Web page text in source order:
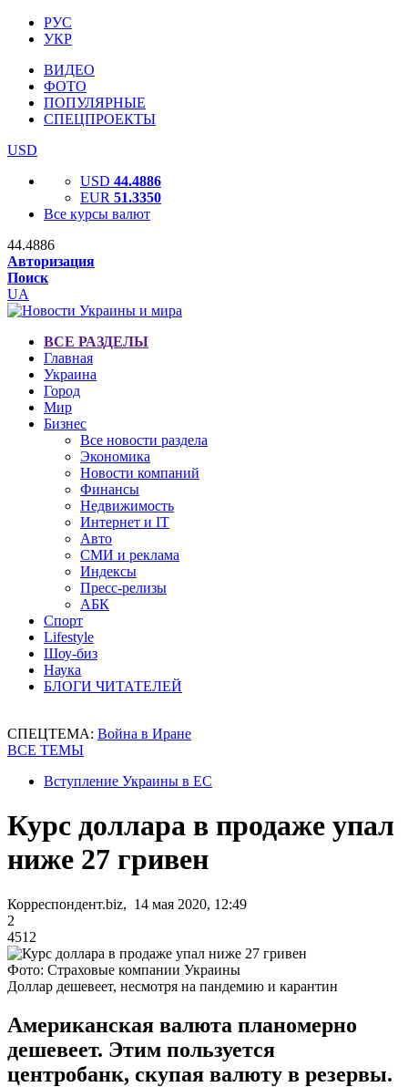
РУС
УКР
ВИДЕО
ФОТО
ПОПУЛЯРНЫЕ
СПЕЦПРОЕКТЫ
USD
USD 44.4886
EUR 51.3350
Все курсы валют
44.4886
Авторизация
Поиск
UA
ВСЕ РАЗДЕЛЫ
Главная
Украина
Город
Мир
Бизнес
Все новости раздела
Экономика
Новости компаний
Финансы
Недвижимость
Интернет и IT
Авто
СМИ и реклама
Индексы
Пресс-релизы
АБК
Спорт
Lifestyle
Шоу-биз
Наука
БЛОГИ ЧИТАТЕЛЕЙ
СПЕЦТЕМА: Война в Иране
ВСЕ ТЕМЫ
Вступление Украины в ЕС
Курс доллара в продаже упал
ниже 27 гривен
Корреспондент.biz, 14 мая 2020, 12:49
2
4512
Фото: Страховые компании Украины
Доллар дешевеет, несмотря на пандемию и карантин
Американская валюта планомерно
дешевеет. Этим пользуется
центробанк, скупая валюту в резервы.